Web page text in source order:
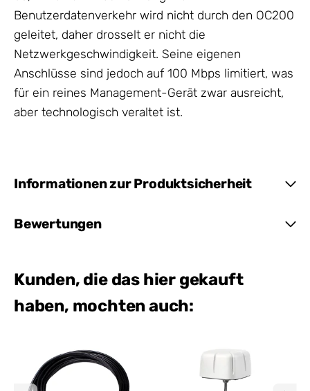
Benutzerdatenverkehr wird nicht durch den OC200
geleitet, daher drosselt er nicht die
Netzwerkgeschwindigkeit. Seine eigenen
Anschlüsse sind jedoch auf 100 Mbps limitiert, was
für ein reines Management-Gerät zwar ausreicht,
aber technologisch veraltet ist.
Informationen zur Produktsicherheit
Bewertungen
Kunden, die das hier gekauft
haben, mochten auch: